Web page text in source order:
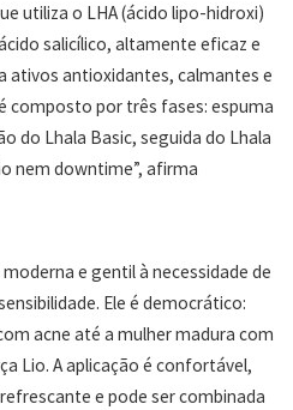
utiliza o LHA (ácido lipo-hidroxi)
salicílico, altamente eficaz e
ativos antioxidantes, calmantes e
composto por três fases: espuma
do Lhala Basic, seguida do Lhala
nem downtime”, afirma
e gentil à necessidade de
Ele é democrático:
acne até a mulher madura com
Lio. A aplicação é confortável,
e pode ser combinada